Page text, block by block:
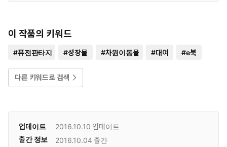
이 작품의 키워드
#퓨전판타지 #성장물 #차원이동물 #대여 #e북
다른 키워드로 검색
업데이트 2016.10.10 업데이트
출간 정보
2016.10.04 출간